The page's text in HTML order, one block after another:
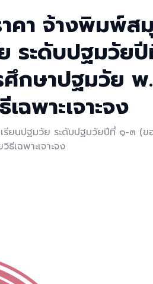
าคา จ้างพิมพ์ส
ระดับปฐมวัย
กษาปฐมวัย พ
พาะเจาะจง
เรียนปฐมวัย ระดับปฐมวัยปีที่ ๑-๓ (ข
เฉพาะเจาะจง